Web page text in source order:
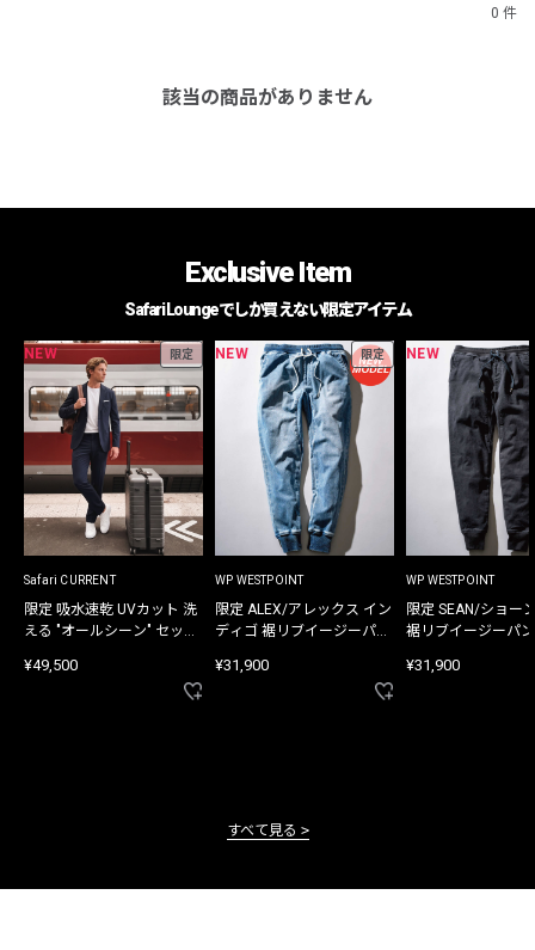
0 件
該当の商品がありません
Exclusive Item
Safari Loungeでしか買えない限定アイテム
NEW 限定
Safari CURRENT
限定 吸水速乾 UVカット 洗
える "オールシーン" セット
¥49,500
NEW 限定
WP WESTPOINT
限定 ALEX/アレックス イン
ディゴ 裾リブイージーパン
¥31,900
NEW
WP WESTPOINT
限定 SEAN/ショー
裾リブイージーパ
¥31,900
すべて見る